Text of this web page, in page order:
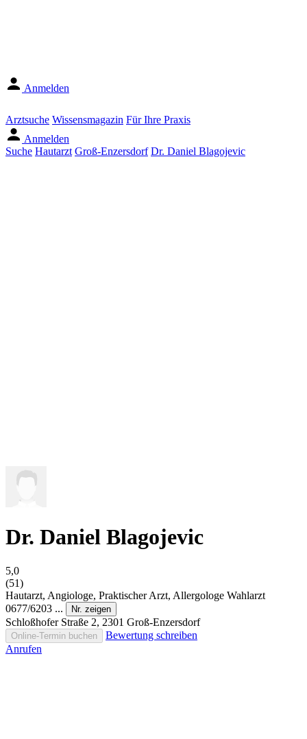
Anmelden
Arztsuche Wissensmagazin Für Ihre Praxis
Anmelden
Suche Hautarzt Groß-Enzersdorf Dr. Daniel Blagojevic
Dr. Daniel Blagojevic
5,0
(51)
Hautarzt, Angiologe, Praktischer Arzt, Allergologe Wahlarzt
0677/6203 ...
Nr. zeigen
Schloßhofer Straße 2, 2301 Groß-Enzersdorf
Online-Termin buchen
Bewertung schreiben
Anrufen